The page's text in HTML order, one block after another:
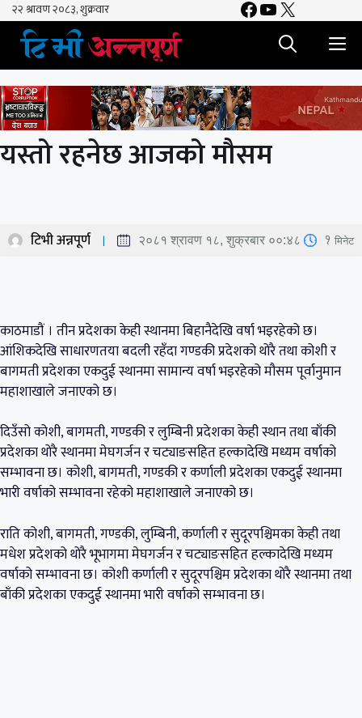
Skip
content
Facebook
YouTube
X
यस्तो रहनेछ आजको मौसम
टिभी अन्नपूर्ण २०८१ श्रावण १८, शुक्रबार ००:४८ 1 मिनेट
काठमाडौं । तीन प्रदेशका केही स्थानमा बिहानैदेखि वर्षा भइरहेको छ।
आंशिकदेखि साधारणतया बदली रहँदा गण्डकी प्रदेशको थोरै तथा कोशी र
बागमती प्रदेशका एकदुई स्थानमा सामान्य वर्षा भइरहेको मौसम पूर्वानुमान
महाशाखाले जनाएको छ।
दिउँसो कोशी, बागमती, गण्डकी र लुम्बिनी प्रदेशका केही स्थान तथा बाँकी
प्रदेशका थोरै स्थानमा मेघगर्जन र चट्याङसहित हल्कादेखि मध्यम वर्षाको
सम्भावना छ। कोशी, बागमती, गण्डकी र कर्णाली प्रदेशका एकदुई स्थानमा
भारी वर्षाको सम्भावना रहेको महाशाखाले जनाएको छ।
राति कोशी, बागमती, गण्डकी, लुम्बिनी, कर्णाली र सुदूरपश्चिमका केही तथा
मधेश प्रदेशको थोरै भूभागमा मेघगर्जन र चट्याङसहित हल्कादेखि मध्यम
वर्षाको सम्भावना छ। कोशी कर्णाली र सुदूरपश्चिम प्रदेशका थोरै स्थानमा तथा
बाँकी प्रदेशका एकदुई स्थानमा भारी वर्षाको सम्भावना छ।